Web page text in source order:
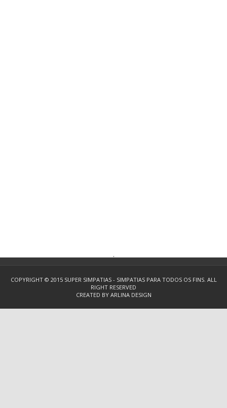
.
COPYRIGHT © 2015 SUPER SIMPATIAS - SIMPATIAS PARA TODOS OS FINS. ALL
RIGHT RESERVED
CREATED BY ARLINA DESIGN